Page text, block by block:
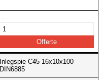
-
Inlegspie C45 16x10x100
DIN6885